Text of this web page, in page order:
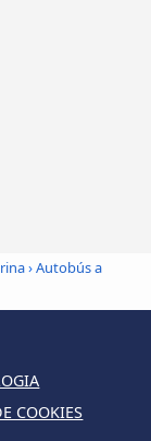
›Autobús a
COOKIES